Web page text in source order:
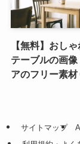
【無料】おし
テーブルの画像
アのフリー素材
サイトマップ